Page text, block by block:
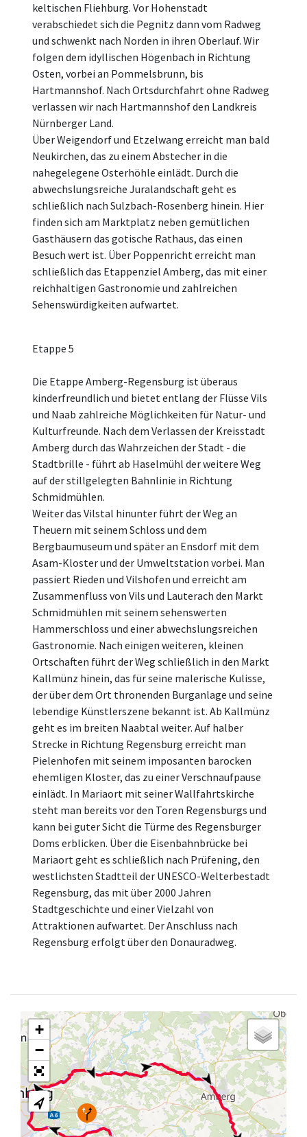
keltischen Fliehburg. Vor Hohenstadt
verabschiedet sich die Pegnitz dann vom Radweg
und schwenkt nach Norden in ihren Oberlauf. Wir
folgen dem idyllischen Högenbach in Richtung
Osten, vorbei an Pommelsbrunn, bis
Hartmannshof. Nach Ortsdurchfahrt ohne Radweg
verlassen wir nach Hartmannshof den Landkreis
Nürnberger Land.
Über Weigendorf und Etzelwang erreicht man bald
Neukirchen, das zu einem Abstecher in die
nahegelegene Osterhöhle einlädt. Durch die
abwechslungsreiche Juralandschaft geht es
schließlich nach Sulzbach-Rosenberg hinein. Hier
finden sich am Marktplatz neben gemütlichen
Gasthäusern das gotische Rathaus, das einen
Besuch wert ist. Über Poppenricht erreicht man
schließlich das Etappenziel Amberg, das mit einer
reichhaltigen Gastronomie und zahlreichen
Sehenswürdigkeiten aufwartet.
Etappe 5
Die Etappe Amberg-Regensburg ist überaus
kinderfreundlich und bietet entlang der Flüsse Vils
und Naab zahlreiche Möglichkeiten für Natur- und
Kulturfreunde. Nach dem Verlassen der Kreisstadt
Amberg durch das Wahrzeichen der Stadt - die
Stadtbrille - führt ab Haselmühl der weitere Weg
auf der stillgelegten Bahnlinie in Richtung
Schmidmühlen.
Weiter das Vilstal hinunter führt der Weg an
Theuern mit seinem Schloss und dem
Bergbaumuseum und später an Ensdorf mit dem
Asam-Kloster und der Umweltstation vorbei. Man
passiert Rieden und Vilshofen und erreicht am
Zusammenfluss von Vils und Lauterach den Markt
Schmidmühlen mit seinem sehenswerten
Hammerschloss und einer abwechslungsreichen
Gastronomie. Nach einigen weiteren, kleinen
Ortschaften führt der Weg schließlich in den Markt
Kallmünz hinein, das für seine malerische Kulisse,
der über dem Ort thronenden Burganlage und seine
lebendige Künstlerszene bekannt ist. Ab Kallmünz
geht es im breiten Naabtal weiter. Auf halber
Strecke in Richtung Regensburg erreicht man
Pielenhofen mit seinem imposanten barocken
ehemligen Kloster, das zu einer Verschnaufpause
einlädt. In Mariaort mit seiner Wallfahrtskirche
steht man bereits vor den Toren Regensburgs und
kann bei guter Sicht die Türme des Regensburger
Doms erblicken. Über die Eisenbahnbrücke bei
Mariaort geht es schließlich nach Prüfening, den
westlichsten Stadtteil der UNESCO-Welterbestadt
Regensburg, das mit über 2000 Jahren
Stadtgeschichte und einer Vielzahl von
Attraktionen aufwartet. Der Anschluss nach
Regensburg erfolgt über den Donauradweg.
+
−